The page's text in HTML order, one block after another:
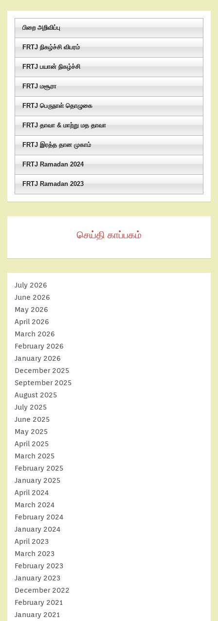
பிறை அறிவிப்பு
FRTJ நிகழ்ச்சி விபரம்
FRTJ பயான் நிகழ்ச்சி
FRTJ மசூரா
FRTJ பெருநாள் தொழுகை
FRTJ தாவா & மாற்று மத தாவா
FRTJ இரத்த தான முகாம்
FRTJ Ramadan 2024
FRTJ Ramadan 2023
செய்தி காப்பகம்
July 2026
June 2026
May 2026
April 2026
March 2026
February 2026
January 2026
December 2025
September 2025
August 2025
July 2025
June 2025
May 2025
April 2025
March 2025
February 2025
January 2025
April 2024
March 2024
February 2024
January 2024
April 2023
March 2023
February 2023
January 2023
December 2022
February 2021
January 2021